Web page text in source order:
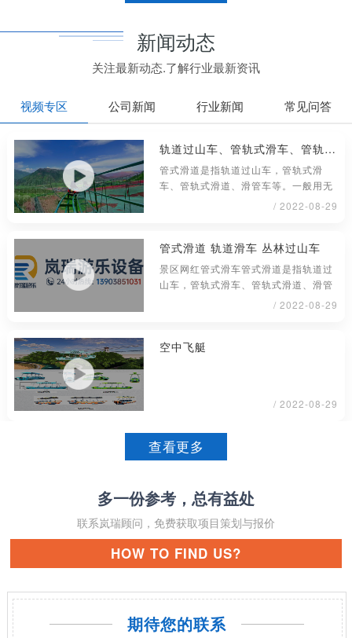
新闻动态
关注最新动态.了解行业最新资讯
视频专区 公司新闻 行业新闻 常见问答
轨道过山车、管轨式滑车、管轨式滑道、滑管车
管式滑道是指轨道过山车，管轨式滑
车、管轨式滑道、滑管车等。一般用无
缝钢管材料制成，铺设或架在地面上具
/ 2022-08-29
管式滑道 轨道滑车 丛林过山车
景区网红管式滑车管式滑道是指轨道过
山车，管轨式滑车、管轨式滑道、滑管
车等。一般用无缝钢管材料制成，铺
/ 2022-08-29
空中飞艇
/ 2022-08-29
查看更多
多一份参考，总有益处
联系岚瑞顾问，免费获取项目策划与报价
HOW TO FIND US?
期待您的联系